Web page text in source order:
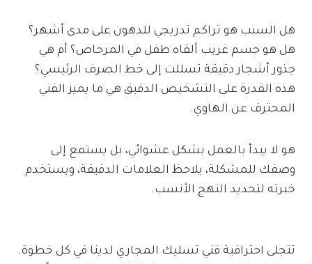
هل السبب هو تراكم تدريجي للدهون على مدى أشهر؟
هل هو جسم غريب ألقاه طفل في المرحاض؟ أم هي
جذور أشجار دقيقة تسللت إلى خط الصرف الرئيسي؟
هذه القدرة على التشخيص الدقيق هي ما يميز الفني
المحترف عن الهاوي.
هو لا يبدأ بالعمل بشكل عشوائي، بل يستمع إلى
وصفك للمشكلة، يلاحظ العلامات الدقيقة، ويستخدم
خبرته لتحديد النهج الأنسب.
تتجلى احترافية فني تسليك المجاري لدينا في كل خطوة.